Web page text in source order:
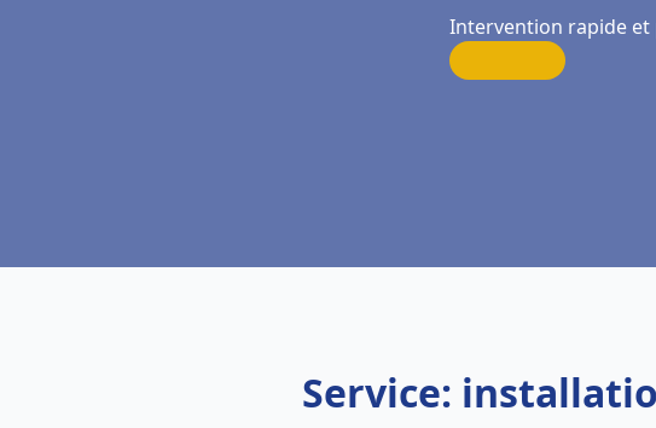
Intervention rapide et
Service: